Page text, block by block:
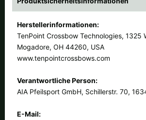
Herstellerinformationen:
TenPoint Crossbow Technologies, 1325
Mogadore, OH 44260, USA
www.tenpointcrossbows.com
Verantwortliche Person:
AIA Pfeilsport GmbH, Schillerstr. 70,
E-Mail: